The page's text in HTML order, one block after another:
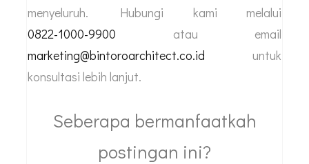
menyeluruh. Hubungi kami melalui
0822-1000-9900 atau email
marketing@bintoroarchitect.co.id untuk
konsultasi lebih lanjut.
Seberapa bermanfaatkah
postingan ini?